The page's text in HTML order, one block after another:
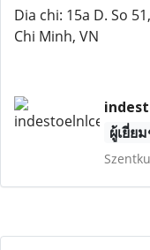
Dia chi: 15a D. So
Chi Minh, VN
ผู้เยี่ย